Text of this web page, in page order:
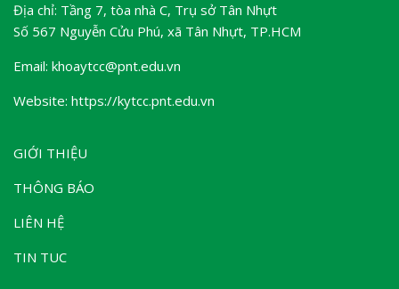
Địa chỉ: Tầng 7, tòa nhà C, Trụ sở Tân Nhựt
Số 567 Nguyễn Cửu Phú, xã Tân Nhựt, TP.HCM
Email: khoaytcc@pnt.edu.vn
Website: https://kytcc.pnt.edu.vn
GIỚI THIỆU
THÔNG BÁO
LIÊN HỆ
TIN TUC